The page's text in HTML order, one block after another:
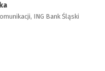
ING Bank Śląski